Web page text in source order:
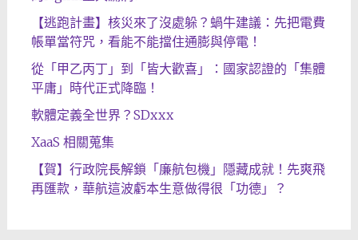
【逃跑計畫】核災來了沒處躲？蝸牛建議：先把電費
帳單當符咒，看能不能擋住通膨與停電！
從「甲乙丙丁」到「皆大歡喜」：國家認證的「集體
平庸」時代正式降臨！
軟體定義全世界？SDxxx
XaaS 相關蒐集
【賀】行政院長解鎖「廉航包機」隱藏成就！先爽飛
再匯款，華航這波虧本生意做得很「功德」？